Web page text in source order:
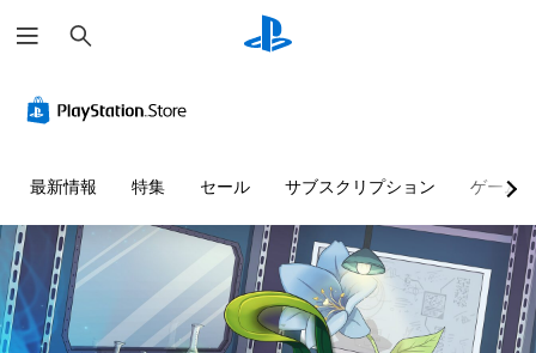
索
最新情報 特集 セール サブスクリプション ゲーム